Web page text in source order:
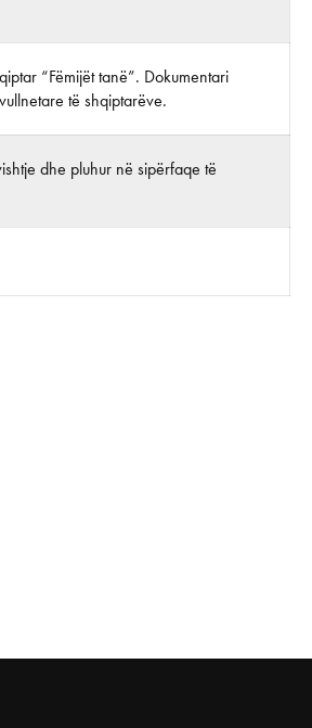
“Fëmijët tanë”. Dokumentari
të shqiptarëve.
dhe pluhur në sipërfaqe të